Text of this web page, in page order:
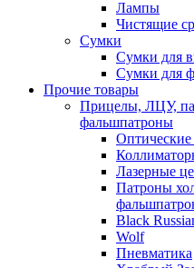
Лампы
Чистящие
Сумки
Сумки для
Сумки для
Прочие товары
Прицелы, ЛЦУ,
фальшпатроны
Лазерные
Патроны
Black
Wolf
Пневматика